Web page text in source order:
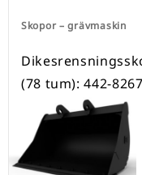
Skopor – grävmaskin
(78 tum): 442-8267